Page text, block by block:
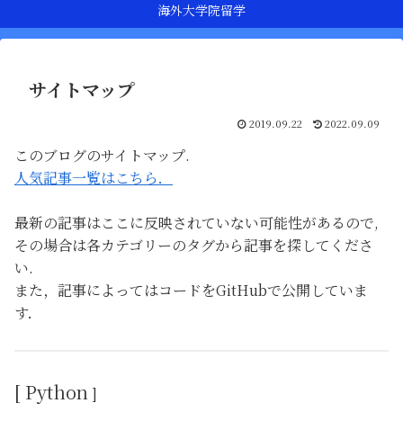
海外大学院留学
サイトマップ
2019.09.22 2022.09.09
このブログのサイトマップ.
人気記事一覧はこちら．
最新の記事はここに反映されていない可能性があるので,
その場合は各カテゴリーのタグから記事を探してくださ
い.
また，記事によってはコードをGitHubで公開していま
す．
[ Python]